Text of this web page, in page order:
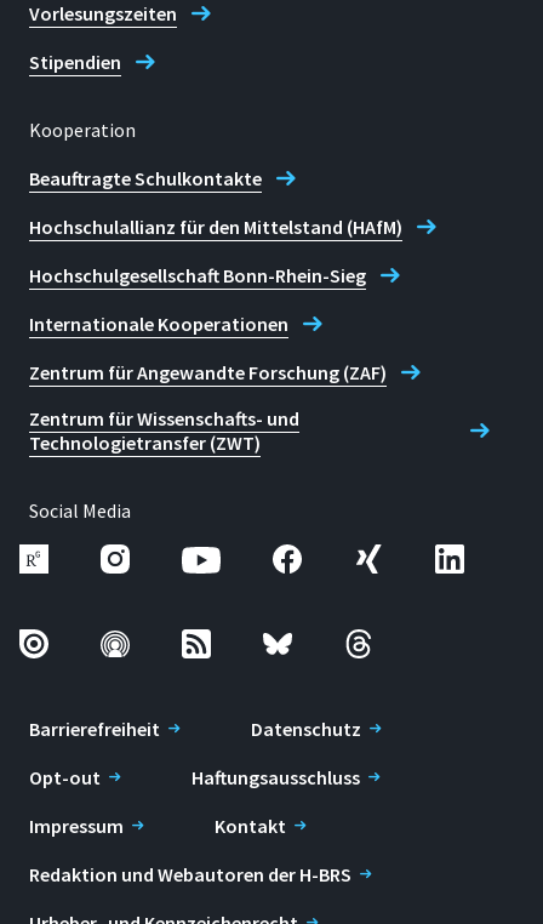
Vorlesungszeiten
Stipendien
Kooperation
Beauftragte Schulkontakte
Hochschulallianz für den Mittelstand (HAfM)
Hochschulgesellschaft Bonn-Rhein-Sieg
Internationale Kooperationen
Zentrum für Angewandte Forschung (ZAF)
Zentrum für Wissenschafts- und
Technologietransfer (ZWT)
Social Media
Barrierefreiheit
Datenschutz
Opt-out
Haftungsausschluss
Impressum
Kontakt
Redaktion und Webautoren der H-BRS